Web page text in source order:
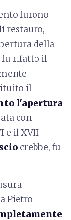
furono
restauro,
della
fu rifatto il
il
l'apertura
con
e il XVII
crebbe, fu
Pietro